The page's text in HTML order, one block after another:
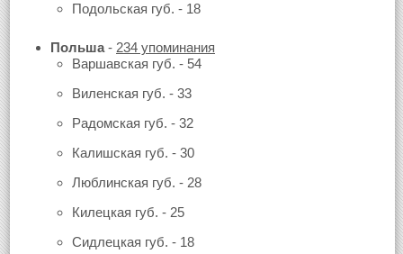
Подольская губ. - 18
Польша- 234 упоминания
Варшавская губ. - 54
Виленская губ. - 33
Радомская губ. - 32
Калишская губ. - 30
Люблинская губ. - 28
Килецкая губ. - 25
Сидлецкая губ. - 18